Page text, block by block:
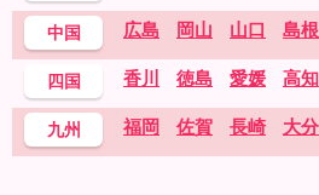
中国 広島 岡山 山口 島根
四国 香川 徳島 愛媛 高知
九州 福岡 佐賀 長崎 大分